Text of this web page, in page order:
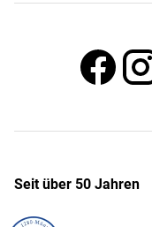
Seit über 50 Jahren